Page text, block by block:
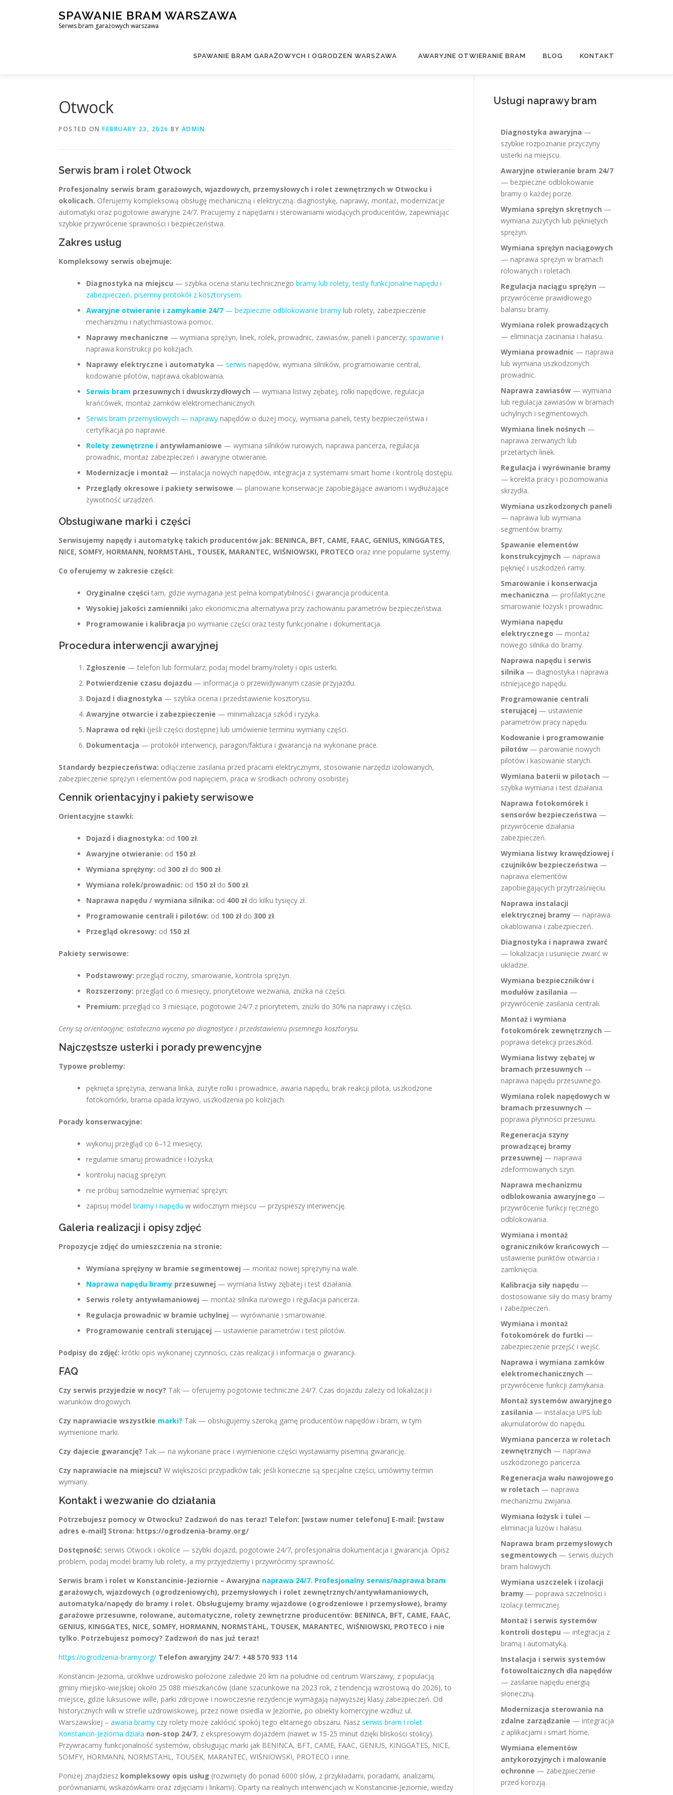
SPAWANIE BRAM WARSZAWA
Serwis bram garażowych warszawa
SPAWANIE BRAM GARAŻOWYCH I OGRODZEŃ WARSZAWA AWARYJNE OTWIERANIE BRAM BLOG KONTAKT
Otwock
POSTED ON FEBRUARY 23, 2026 BY ADMIN
Serwis bram i rolet Otwock
Profesjonalny serwis bram garażowych, wjazdowych, przemysłowych i rolet zewnętrznych w Otwocku i
okolicach. Oferujemy kompleksową obsługę mechaniczną i elektryczną: diagnostykę, naprawy, montaż, modernizacje
automatyki oraz pogotowie awaryjne 24/7. Pracujemy z napędami i sterowaniami wiodących producentów, zapewniając
szybkie przywrócenie sprawności i bezpieczeństwa.
Zakres usług
Kompleksowy serwis obejmuje:
Diagnostyka na miejscu — szybka ocena stanu technicznego bramy lub rolety, testy funkcjonalne napędu i
zabezpieczeń, pisemny protokół z kosztorysem.
Awaryjne otwieranie i zamykanie 24/7 — bezpieczne odblokowanie bramy lub rolety, zabezpieczenie
mechanizmu i natychmiastowa pomoc.
Naprawy mechaniczne — wymiana sprężyn, linek, rolek, prowadnic, zawiasów, paneli i pancerzy; spawanie i
naprawa konstrukcji po kolizjach.
Naprawy elektryczne i automatyka — serwis napędów, wymiana silników, programowanie central,
kodowanie pilotów, naprawa okablowania.
Serwis bram przesuwnych i dwuskrzydłowych — wymiana listwy zębatej, rolki napędowe, regulacja
krańcówek, montaż zamków elektromechanicznych.
Serwis bram przemysłowych — naprawy napędów o dużej mocy, wymiana paneli, testy bezpieczeństwa i
certyfikacja po naprawie.
Rolety zewnętrzne i antywłamaniowe — wymiana silników rurowych, naprawa pancerza, regulacja
prowadnic, montaż zabezpieczeń i awaryjne otwieranie.
Modernizacje i montaż — instalacja nowych napędów, integracja z systemami smart home i kontrolą dostępu.
Przeglądy okresowe i pakiety serwisowe — planowane konserwacje zapobiegające awariom i wydłużające
żywotność urządzeń.
Obsługiwane marki i części
Serwisujemy napędy i automatykę takich producentów jak: BENINCA, BFT, CAME, FAAC, GENIUS, KINGGATES,
NICE, SOMFY, HORMANN, NORMSTAHL, TOUSEK, MARANTEC, WIŚNIOWSKI, PROTECO oraz inne popularne systemy.
Co oferujemy w zakresie części:
Oryginalne części tam, gdzie wymagana jest pełna kompatybilność i gwarancja producenta.
Wysokiej jakości zamienniki jako ekonomiczna alternatywa przy zachowaniu parametrów bezpieczeństwa.
Programowanie i kalibracja po wymianie części oraz testy funkcjonalne i dokumentacja.
Procedura interwencji awaryjnej
Zgłoszenie — telefon lub formularz; podaj model bramy/rolety i opis usterki.
Potwierdzenie czasu dojazdu — informacja o przewidywanym czasie przyjazdu.
Dojazd i diagnostyka — szybka ocena i przedstawienie kosztorysu.
Awaryjne otwarcie i zabezpieczenie — minimalizacja szkód i ryzyka.
Naprawa od ręki (jeśli części dostępne) lub umówienie terminu wymiany części.
Dokumentacja — protokół interwencji, paragon/faktura i gwarancja na wykonane prace.
Standardy bezpieczeństwa: odłączenie zasilania przed pracami elektrycznymi, stosowanie narzędzi izolowanych,
zabezpieczenie sprężyn i elementów pod napięciem, praca w środkach ochrony osobistej.
Cennik orientacyjny i pakiety serwisowe
Orientacyjne stawki:
Dojazd i diagnostyka: od 100 zł.
Awaryjne otwieranie: od 150 zł.
Wymiana sprężyny: od 300 złdo 900 zł.
Wymiana rolek/prowadnic: od 150 złdo 500 zł.
Naprawa napędu / wymiana silnika: od 400 złdo kilku tysięcy zł.
Programowanie centrali i pilotów: od 100 złdo 300 zł.
Przegląd okresowy: od 150 zł.
Pakiety serwisowe:
Podstawowy: przegląd roczny, smarowanie, kontrola sprężyn.
Rozszerzony: przegląd co 6 miesięcy, priorytetowe wezwania, zniżka na części.
Premium: przegląd co 3 miesiące, pogotowie 24/7 z priorytetem, zniżki do 30% na naprawy i części.
Ceny są orientacyjne; ostateczna wycena po diagnostyce i przedstawieniu pisemnego kosztorysu.
Najczęstsze usterki i porady prewencyjne
Typowe problemy:
pęknięta sprężyna, zerwana linka, zużyte rolki i prowadnice, awaria napędu, brak reakcji pilota, uszkodzone
fotokomórki, brama opada krzywo, uszkodzenia po kolizjach.
Porady konserwacyjne:
wykonuj przegląd co 6–12 miesięcy;
regularnie smaruj prowadnice i łożyska;
kontroluj naciąg sprężyn;
nie próbuj samodzielnie wymieniać sprężyn;
zapisuj model bramy i napędu w widocznym miejscu — przyspieszy interwencję.
Galeria realizacji i opisy zdjęć
Propozycje zdjęć do umieszczenia na stronie:
Wymiana sprężyny w bramie segmentowej — montaż nowej sprężyny na wale.
Naprawa napędu bramy przesuwnej — wymiana listwy zębatej i test działania.
Serwis rolety antywłamaniowej — montaż silnika rurowego i regulacja pancerza.
Regulacja prowadnic w bramie uchylnej — wyrównanie i smarowanie.
Programowanie centrali sterującej — ustawienie parametrów i test pilotów.
Podpisy do zdjęć: krótki opis wykonanej czynności, czas realizacji i informacja o gwarancji.
FAQ
Czy serwis przyjedzie w nocy? Tak — oferujemy pogotowie techniczne 24/7. Czas dojazdu zależy od lokalizacji i
warunków drogowych.
Czy naprawiacie wszystkie marki? Tak — obsługujemy szeroką gamę producentów napędów i bram, w tym
wymienione marki.
Czy dajecie gwarancję? Tak — na wykonane prace i wymienione części wystawiamy pisemną gwarancję.
Czy naprawiacie na miejscu? W większości przypadków tak; jeśli konieczne są specjalne części, umówimy termin
wymiany.
Kontakt i wezwanie do działania
Potrzebujesz pomocy w Otwocku? Zadzwoń do nas teraz! Telefon: [wstaw numer telefonu] E‑mail: [wstaw
adres e‑mail] Strona: https://ogrodzenia-bramy.org/
Dostępność: serwis Otwock i okolice — szybki dojazd, pogotowie 24/7, profesjonalna dokumentacja i gwarancja. Opisz
problem, podaj model bramy lub rolety, a my przyjedziemy i przywrócimy sprawność.
Serwis bram i rolet w Konstancinie-Jeziornie – Awaryjna naprawa 24/7. Profesjonalny serwis/naprawa bram
garażowych, wjazdowych (ogrodzeniowych), przemysłowych i rolet zewnętrznych/antywłamaniowych,
automatyka/napędy do bramy i rolet. Obsługujemy bramy wjazdowe (ogrodzeniowe i przemysłowe), bramy
garażowe przesuwne, rolowane, automatyczne, rolety zewnętrzne producentów: BENINCA, BFT, CAME, FAAC,
GENIUS, KINGGATES, NICE, SOMFY, HORMANN, NORMSTAHL, TOUSEK, MARANTEC, WIŚNIOWSKI, PROTECO i nie
tylko. Potrzebujesz pomocy? Zadzwoń do nas już teraz!
https://ogrodzenia-bramy.org/ Telefon awaryjny 24/7: +48 570 933 114
Konstancin-Jeziorna, urokliwe uzdrowisko położone zaledwie 20 km na południe od centrum Warszawy, z populacją
gminy miejsko-wiejskiej około 25 088 mieszkańców (dane szacunkowe na 2023 rok, z tendencją wzrostową do 2026), to
miejsce, gdzie luksusowe wille, parki zdrojowe i nowoczesne rezydencje wymagają najwyższej klasy zabezpieczeń. Od
historycznych willi w strefie uzdrowiskowej, przez nowe osiedla w Jeziornie, po obiekty komercyjne wzdłuż ul.
Warszawskiej – awaria bramy czy rolety może zakłócić spokój tego elitarnego obszaru. Nasz serwis bram i rolet
Konstancin-Jeziorna działa non-stop 24/7, z ekspresowym dojazdem (nawet w 15-25 minut dzięki bliskości stolicy).
Przywracamy funkcjonalność systemów, obsługując marki jak BENINCA, BFT, CAME, FAAC, GENIUS, KINGGATES, NICE,
SOMFY, HORMANN, NORMSTAHL, TOUSEK, MARANTEC, WIŚNIOWSKI, PROTECO i inne.
Poniżej znajdziesz kompleksowy opis usług (rozwinięty do ponad 6000 słów, z przykładami, poradami, analizami,
porównaniami, wskazówkami oraz zdjęciami i linkami). Oparty na realnych interwencjach w Konstancinie-Jeziornie, wiedzy
Usługi naprawy bram
Diagnostyka awaryjna —
szybkie rozpoznanie przyczyny
usterki na miejscu.
Awaryjne otwieranie bram 24/7
— bezpieczne odblokowanie
bramy o każdej porze.
Wymiana sprężyn skrętnych —
wymiana zużytych lub pękniętych
sprężyn.
Wymiana sprężyn naciągowych
— naprawa sprężyn w bramach
rolowanych i roletach.
Regulacja naciągu sprężyn —
przywrócenie prawidłowego
balansu bramy.
Wymiana rolek prowadzących
— eliminacja zacinania i hałasu.
Wymiana prowadnic — naprawa
lub wymiana uszkodzonych
prowadnic.
Naprawa zawiasów — wymiana
lub regulacja zawiasów w bramach
uchylnych i segmentowych.
Wymiana linek nośnych —
naprawa zerwanych lub
przetartych linek.
Regulacja i wyrównanie bramy
— korekta pracy i poziomowania
skrzydła.
Wymiana uszkodzonych paneli
— naprawa lub wymiana
segmentów bramy.
Spawanie elementów
konstrukcyjnych — naprawa
pęknięć i uszkodzeń ramy.
Smarowanie i konserwacja
mechaniczna — profilaktyczne
smarowanie łożysk i prowadnic.
Wymiana napędu
elektrycznego — montaż
nowego silnika do bramy.
Naprawa napędu i serwis
silnika — diagnostyka i naprawa
istniejącego napędu.
Programowanie centrali
sterującej — ustawienie
parametrów pracy napędu.
Kodowanie i programowanie
pilotów — parowanie nowych
pilotów i kasowanie starych.
Wymiana baterii w pilotach —
szybka wymiana i test działania.
Naprawa fotokomórek i
sensorów bezpieczeństwa —
przywrócenie działania
zabezpieczeń.
Wymiana listwy krawędziowej i
czujników bezpieczeństwa —
naprawa elementów
zapobiegających przytrzaśnięciu.
Naprawa instalacji
elektrycznej bramy — naprawa
okablowania i zabezpieczeń.
Diagnostyka i naprawa zwarć
— lokalizacja i usunięcie zwarć w
układzie.
Wymiana bezpieczników i
modułów zasilania —
przywrócenie zasilania centrali.
Montaż i wymiana
fotokomórek zewnętrznych —
poprawa detekcji przeszkód.
Wymiana listwy zębatej w
bramach przesuwnych —
naprawa napędu przesuwnego.
Wymiana rolek napędowych w
bramach przesuwnych —
poprawa płynności przesuwu.
Regeneracja szyny
prowadzącej bramy
przesuwnej — naprawa
zdeformowanych szyn.
Naprawa mechanizmu
odblokowania awaryjnego —
przywrócenie funkcji ręcznego
odblokowania.
Wymiana i montaż
ograniczników krańcowych —
ustawienie punktów otwarcia i
zamknięcia.
Kalibracja siły napędu —
dostosowanie siły do masy bramy
i zabezpieczeń.
Wymiana i montaż
fotokomórek do furtki —
zabezpieczenie przejść i wejść.
Naprawa i wymiana zamków
elektromechanicznych —
przywrócenie funkcji zamykania.
Montaż systemów awaryjnego
zasilania — instalacja UPS lub
akumulatorów do napędu.
Wymiana pancerza w roletach
zewnętrznych — naprawa
uszkodzonego pancerza.
Regeneracja wału nawojowego
w roletach — naprawa
mechanizmu zwijania.
Wymiana łożysk i tulei —
eliminacja luzów i hałasu.
Naprawa bram przemysłowych
segmentowych — serwis dużych
bram halowych.
Wymiana uszczelek i izolacji
bramy — poprawa szczelności i
izolacji termicznej.
Montaż i serwis systemów
kontroli dostępu — integracja z
bramą i automatyką.
Instalacja i serwis systemów
fotowoltaicznych dla napędów
— zasilanie napędu energią
słoneczną.
Modernizacja sterowania na
zdalne zarządzanie — integracja
z aplikacjami i smart home.
Wymiana elementów
antykorozyjnych i malowanie
ochronne — zabezpieczenie
przed korozją.